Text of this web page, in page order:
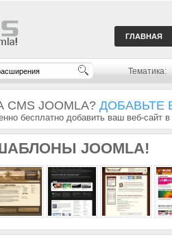
ГЛАВНАЯ
Тематика:
JOOMLA? ДОБАВЬТЕ
бесплатно добавить ваш веб-сайт
JOOMLA!